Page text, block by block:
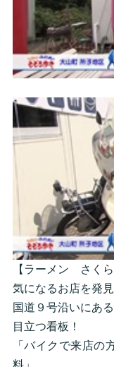
【ラーメン さくら
気になるお店を発見
国道９号沿いにあ
目立つ看板！
「バイクで来店
料」